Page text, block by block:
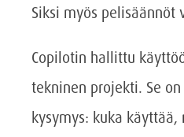
Siksi myös
Copilotin hallittu
tekninen projekti. Se
kysymys: kuka